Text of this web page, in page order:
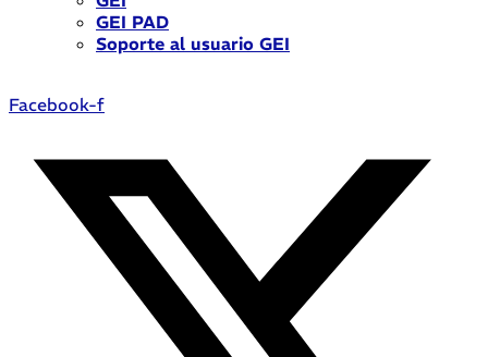
GEI PAD
Soporte al usuario GEI
Facebook-f